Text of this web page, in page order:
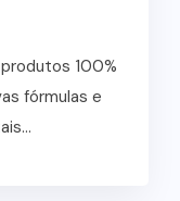
100%
fórmulas e